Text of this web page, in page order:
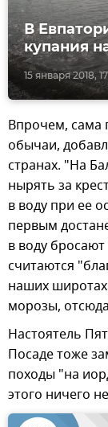
15 января 2018,
В
купания
Впрочем, сама
обычаи,
странах. "На
нырять за
в воду при ее
первым
в воду
считаются
наших
морозы,
Настоятель
Посаде тоже
походы "на
этого ничего